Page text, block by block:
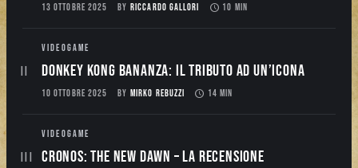
13 OTTOBRE 2025 BY RICCARDO GALLORI 10 MIN
VIDEOGAME
Donkey Kong Bananza: Il Tributo ad un’Icona
10 OTTOBRE 2025 BY MIRKO REBUZZI 14 MIN
VIDEOGAME
CRONOS: THE NEW DAWN – La Recensione